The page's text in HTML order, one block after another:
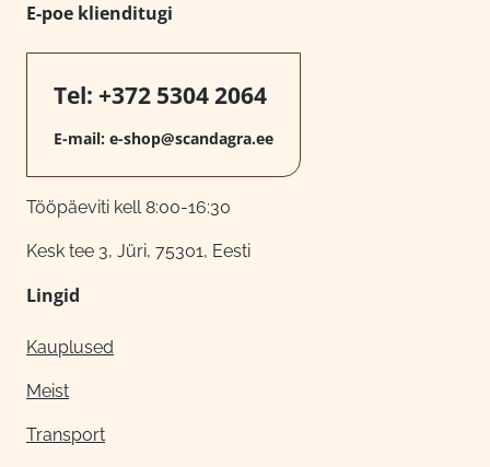
E-poe klienditugi
Tel: +372 5304 2064
E-mail: e-shop@scandagra.ee
Tööpäeviti kell 8:00-16:30
Kesk tee 3, Jüri, 75301, Eesti
Lingid
Kauplused
Meist
Transport